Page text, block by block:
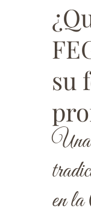
su
Una
en